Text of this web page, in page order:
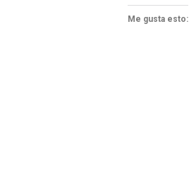
Me gusta esto: